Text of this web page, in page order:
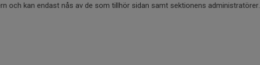
och kan endast nås av de som tillhör sidan samt sektionens administratörer.